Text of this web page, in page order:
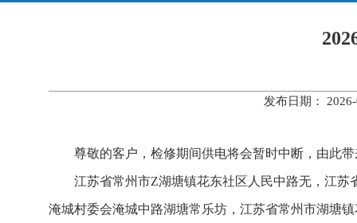
发布日期：
尊敬的客户，检修期间供电将会暂时中断，由此
江苏省常州市Z湖塘镇花东社区人民中路无，江
淹城村委会淹城中路湖塘常乐坊，江苏省常州市湖塘